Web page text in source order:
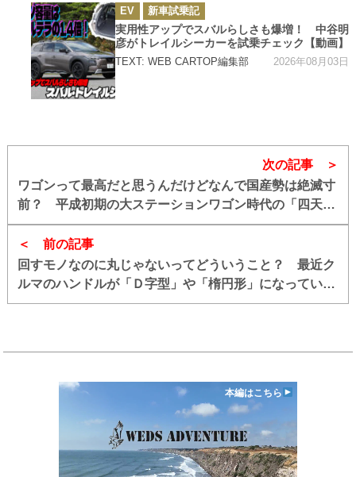
カ
テ
ゴ
リ
ー
EV 新車試乗記
実用性アップでスバルらしさも爆増！ 中谷明
彦がトレイルシーカーを試乗チェック【動画】
TEXT: WEB CARTOP編集部 2026年08月03日
前の記事
回すモノなのに丸じゃないってどういうこと？ 最近ク
ルマのハンドルが「Ｄ字型」や「楕円形」になっている
納得の理由
次の記事
ワゴンって最高だと思うんだけどなんで国産勢は絶滅寸
前？ 平成初期の大ステーションワゴン時代の「四天
王」を振り返る
本編はこちら